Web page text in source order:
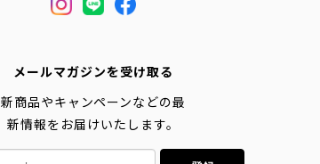
メールマガジンを受け取る
新商品やキャンペーンなどの最
新情報をお届けいたします。